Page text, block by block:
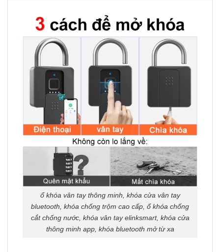
ổ khóa vân tay thông minh, khóa cửa vân tay
bluetooth, khóa chống trộm cao cấp, ổ khóa chống
cắt chống nước, khóa vân tay elinksmart, khóa cửa
thông minh app, khóa bluetooth mở từ xa